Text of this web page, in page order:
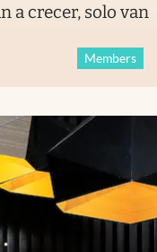
a crecer, solo van
Members